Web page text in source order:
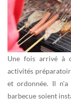
Une fois arrivé à
activités
et ordonnée. Il
barbecue soient